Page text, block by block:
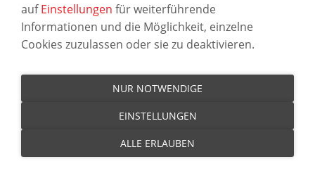
aufEinstellungen für weiterführende
Informationen und die Möglichkeit, einzelne
Cookies zuzulassen oder sie zu deaktivieren.
NUR NOTWENDIGE
EINSTELLUNGEN
ALLE ERLAUBEN